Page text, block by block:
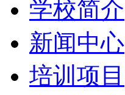
学校简介
新闻中心
培训项目